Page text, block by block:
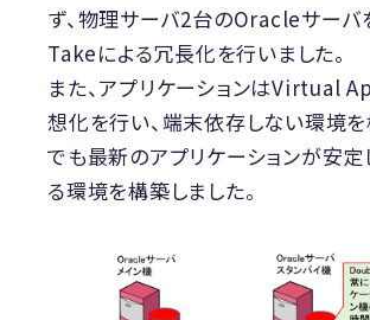
ず、物理サーバ2台のOracleサー
Takeによる冗長化を行いました。
また、アプリケーションはVirtual
想化を行い、端末依存しない環境を
でも最新のアプリケーションが安定
る環境を構築しました。